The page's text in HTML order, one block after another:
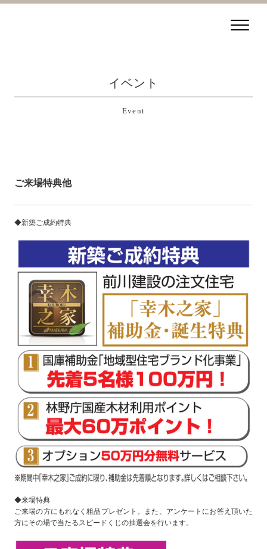
イベント
Event
ご来場特典他
◆新築ご成約特典
◆来場特典
ご来場の方にもれなく粗品プレゼント。また、アンケートにお答え頂いた
方にその場で当たるスピードくじの抽選会を行います。